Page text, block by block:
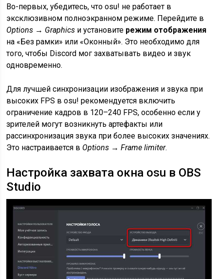
Во-первых, убедитесь, что osu! не работает в
эксклюзивном полноэкранном режиме. Перейдите в
Options → Graphics и установите режим отображения
на «Без рамки» или «Оконный». Это необходимо для
того, чтобы Discord мог захватывать видео и звук
одновременно.
Для лучшей синхронизации изображения и звука при
высоких FPS в osu! рекомендуется включить
ограничение кадров в 120–240 FPS, особенно если у
зрителей могут возникнуть артефакты или
рассинхронизация звука при более высоких значениях.
Это настраивается в Options → Frame limiter.
Настройка захвата окна osu в OBS
Studio